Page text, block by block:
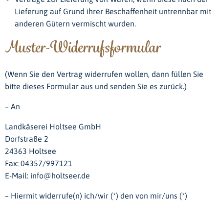
Lieferung auf Grund ihrer Beschaffenheit untrennbar mit
anderen Gütern vermischt wurden.
Muster-Widerrufsformular
(Wenn Sie den Vertrag widerrufen wollen, dann füllen Sie
bitte dieses Formular aus und senden Sie es zurück.)
– An
Landkäserei Holtsee GmbH
Dorfstraße 2
24363 Holtsee
Fax: 04357/997121
E-Mail: info@holtseer.de
– Hiermit widerrufe(n) ich/wir (*) den von mir/uns (*)